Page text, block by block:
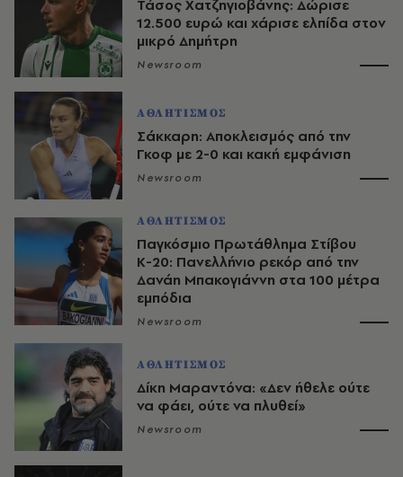
Τάσος Χατζηγιοβάνης: Δώρισε
12.500 ευρώ και χάρισε ελπίδα στον
μικρό Δημήτρη
Newsroom
ΑΘΛΗΤΙΣΜΟΣ
Σάκκαρη: Αποκλεισμός από την
Γκοφ με 2-0 και κακή εμφάνιση
Newsroom
ΑΘΛΗΤΙΣΜΟΣ
Παγκόσμιο Πρωτάθλημα Στίβου
Κ-20: Πανελλήνιο ρεκόρ από την
Δανάη Μπακογιάννη στα 100 μέτρα
εμπόδια
Newsroom
ΑΘΛΗΤΙΣΜΟΣ
Δίκη Μαραντόνα: «Δεν ήθελε ούτε
να φάει, ούτε να πλυθεί»
Newsroom